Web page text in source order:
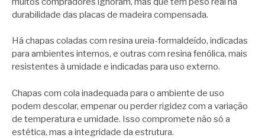
durabilidade das placas de madeira compensada.
Há chapas coladas com resina ureia-formaldeído, indicadas
para ambientes internos, e outras com resina fenólica, mais
resistentes à umidade e indicadas para uso externo.
Chapas com cola inadequada para o ambiente de uso
podem descolar, empenar ou perder rigidez com a variação
de temperatura e umidade. Isso compromete não só a
estética, mas a integridade da estrutura.